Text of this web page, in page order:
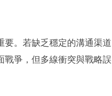
要。若缺乏穩定的溝通渠道
戰爭，但多線衝突與戰略誤